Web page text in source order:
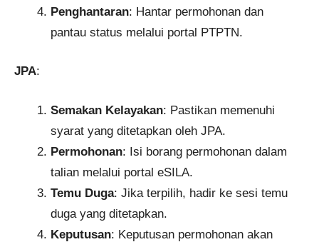
Penghantaran: Hantar permohonan dan
pantau status melalui portal PTPTN.
JPA:
Semakan Kelayakan: Pastikan memenuhi
syarat yang ditetapkan oleh JPA.
Permohonan: Isi borang permohonan dalam
talian melalui portal eSILA.
Temu Duga: Jika terpilih, hadir ke sesi temu
duga yang ditetapkan.
Keputusan: Keputusan permohonan akan